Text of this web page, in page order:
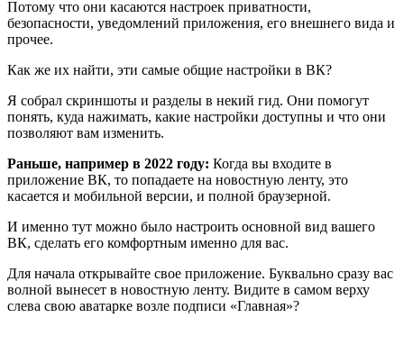
Потому что они касаются настроек приватности,
безопасности, уведомлений приложения, его внешнего вида и
прочее.
Как же их найти, эти самые общие настройки в ВК?
Я собрал скриншоты и разделы в некий гид. Они помогут
понять, куда нажимать, какие настройки доступны и что они
позволяют вам изменить.
Раньше, например в 2022 году: Когда вы входите в
приложение ВК, то попадаете на новостную ленту, это
касается и мобильной версии, и полной браузерной.
И именно тут можно было настроить основной вид вашего
ВК, сделать его комфортным именно для вас.
Для начала открывайте свое приложение. Буквально сразу вас
волной вынесет в новостную ленту. Видите в самом верху
слева свою аватарке возле подписи «Главная»?